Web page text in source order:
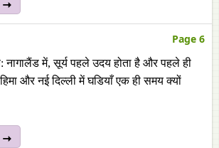
Page 6
नागालैंड में, सूर्य पहले उदय होता है और पहले ही
और नई दिल्ली में घडियाँ एक ही समय क्यों